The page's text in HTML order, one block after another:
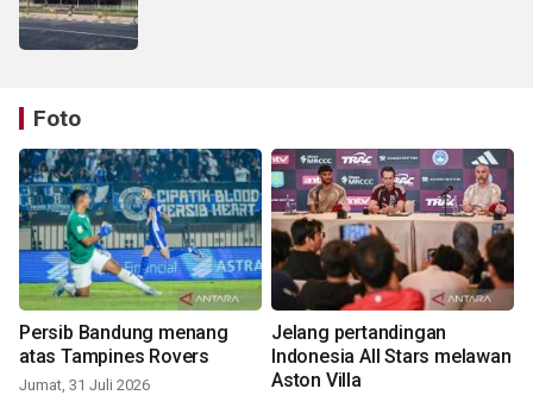
Foto
Persib Bandung menang
atas Tampines Rovers
Jumat, 31 Juli 2026
Jelang pertandingan
Indonesia All Stars melawan
Aston Villa